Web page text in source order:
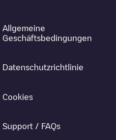
Allgemeine
Geschäftsbedingungen
Datenschutzrichtlinie
Cookies
Support / FAQs